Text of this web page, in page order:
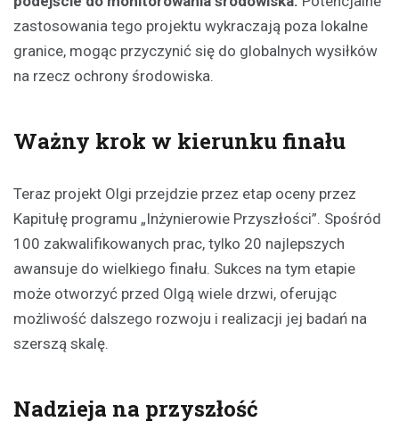
zastosowania tego projektu wykraczają poza lokalne
granice, mogąc przyczynić się do globalnych wysiłków
na rzecz ochrony środowiska.
Ważny krok w kierunku finału
Teraz projekt Olgi przejdzie przez etap oceny przez
Kapitułę programu „Inżynierowie Przyszłości”. Spośród
100 zakwalifikowanych prac, tylko 20 najlepszych
awansuje do wielkiego finału. Sukces na tym etapie
może otworzyć przed Olgą wiele drzwi, oferując
możliwość dalszego rozwoju i realizacji jej badań na
szerszą skalę.
Nadzieja na przyszłość